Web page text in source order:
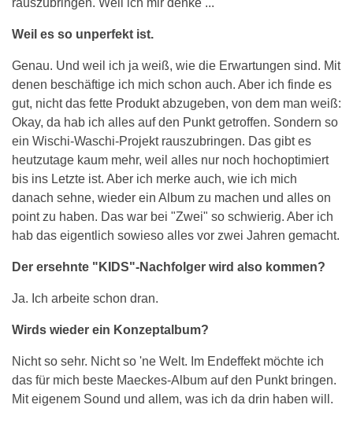
rauszubringen. Weil ich mir denke ...
Weil es so unperfekt ist.
Genau. Und weil ich ja weiß, wie die Erwartungen sind. Mit
denen beschäftige ich mich schon auch. Aber ich finde es
gut, nicht das fette Produkt abzugeben, von dem man weiß:
Okay, da hab ich alles auf den Punkt getroffen. Sondern so
ein Wischi-Waschi-Projekt rauszubringen. Das gibt es
heutzutage kaum mehr, weil alles nur noch hochoptimiert
bis ins Letzte ist. Aber ich merke auch, wie ich mich
danach sehne, wieder ein Album zu machen und alles on
point zu haben. Das war bei "Zwei" so schwierig. Aber ich
hab das eigentlich sowieso alles vor zwei Jahren gemacht.
Der ersehnte "KIDS"-Nachfolger wird also kommen?
Ja. Ich arbeite schon dran.
Wirds wieder ein Konzeptalbum?
Nicht so sehr. Nicht so 'ne Welt. Im Endeffekt möchte ich
das für mich beste Maeckes-Album auf den Punkt bringen.
Mit eigenem Sound und allem, was ich da drin haben will.